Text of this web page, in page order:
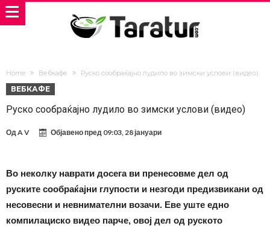
Home Вебкафе Руско сообраќајно лудило во зимски услови (видео)
ВЕБКАФЕ
Руско сообраќајно лудило во зимски услови (видео)
ОдA V Објавено пред 09:03, 28 јануари
Во неколку наврати досега ви пренесовме дел од
руските сообраќајни глупости и незгоди предизвикани од
несовесни и невнимателни возачи. Еве уште едно
компилациско видео парче, овој дел од руското